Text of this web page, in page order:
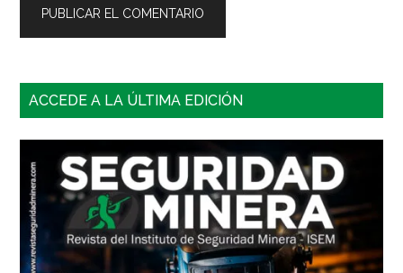
Barra
principal
ACCEDE A LA ÚLTIMA EDICIÓN